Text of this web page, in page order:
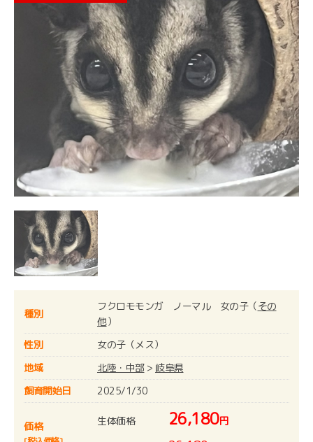
種別
フクロモモンガ ノーマル 女の子（その
他）
性別
女の子（メス）
地域
北陸・中部> 岐阜県
飼育開始日
2025/1/30
価格 生体価格 26,180円